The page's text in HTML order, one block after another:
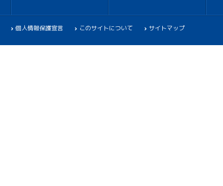
個人情報保護宣言 このサイトについて サイトマップ